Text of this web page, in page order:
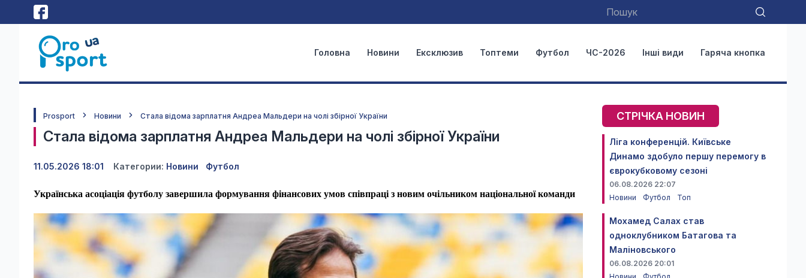
Головна Новини Ексклюзив Топтеми Футбол ЧС-2026 Інші види Гаряча кнопка
Prosport Новини Стала відома зарплатня Андреа Мальдери на чолі збірної України
Стала відома зарплатня Андреа Мальдери на чолі збірної України
11.05.2026 18:01 Категории: Новини Футбол
Українська асоціація футболу завершила формування фінансових умов співпраці з новим очільником національної команди
СТРІЧКА НОВИН
Ліга конференцій. Київське
Динамо здобуло першу перемогу в
єврокубковому сезоні
06.08.2026 22:07
Новини
Футбол Топ
Мохамед Салах став
одноклубником Батагова та
Маліновського
06.08.2026 20:01